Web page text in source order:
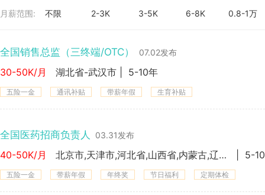
月薪范围:
不限 2-3K 3-5K 6-8K 0.8-1万
全国销售总监（三终端/OTC） 07.02发布
30-50K/月 湖北省-武汉市 5-10年
五险一金 通讯补贴 带薪年假 生育补贴
全国医药招商负责人 03.31发布
40-50K/月 北京市,天津市,河北省,山西省,内蒙古,辽宁省,吉林省,黑龙江,上海市,江苏省,浙江省,安徽省,福建省,江西省,山东省,河南省,湖北省,湖南省,广东省,广西省,海南省,重庆市,四川省,贵州省,云南省,西 藏,陕西省,甘肃省,青海省,宁 夏,新 疆- 5-
五险一金 带薪年假 年终奖 节日福利 定期体检